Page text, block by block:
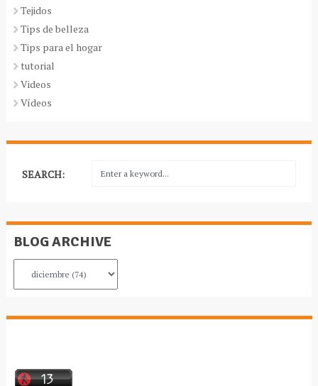
Tejidos
Tips de belleza
Tips para el hogar
tutorial
Videos
Vídeos
SEARCH:
BLOG ARCHIVE